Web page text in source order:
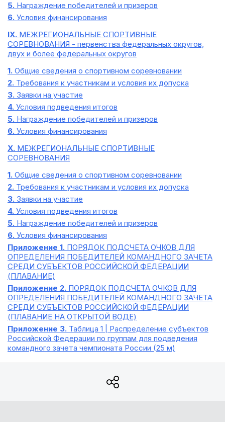
5. Награждение победителей и призеров
6. Условия финансирования
IX. МЕЖРЕГИОНАЛЬНЫЕ СПОРТИВНЫЕ
СОРЕВНОВАНИЯ - первенства федеральных округов,
двух и более федеральных округов
1. Общие сведения о спортивном соревновании
2. Требования к участникам и условия их допуска
3. Заявки на участие
4. Условия подведения итогов
5. Награждение победителей и призеров
6. Условия финансирования
X. МЕЖРЕГИОНАЛЬНЫЕ СПОРТИВНЫЕ
СОРЕВНОВАНИЯ
1. Общие сведения о спортивном соревновании
2. Требования к участникам и условия их допуска
3. Заявки на участие
4. Условия подведения итогов
5. Награждение победителей и призеров
6. Условия финансирования
Приложение 1. ПОРЯДОК ПОДСЧЕТА ОЧКОВ ДЛЯ
ОПРЕДЕЛЕНИЯ ПОБЕДИТЕЛЕЙ КОМАНДНОГО ЗАЧЕТА
СРЕДИ СУБЪЕКТОВ РОССИЙСКОЙ ФЕДЕРАЦИИ
(ПЛАВАНИЕ)
Приложение 2. ПОРЯДОК ПОДСЧЕТА ОЧКОВ ДЛЯ
ОПРЕДЕЛЕНИЯ ПОБЕДИТЕЛЕЙ КОМАНДНОГО ЗАЧЕТА
СРЕДИ СУБЪЕКТОВ РОССИЙСКОЙ ФЕДЕРАЦИИ
(ПЛАВАНИЕ НА ОТКРЫТОЙ ВОДЕ)
Приложение 3. Таблица 1 | Распределение субъектов
Российской Федерации по группам для подведения
командного зачета чемпионата России (25 м)